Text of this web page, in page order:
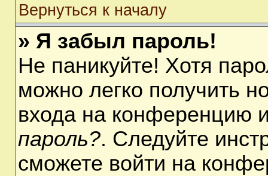
Вернуться к началу
» Я забыл пароль!
Не паникуйте! Хотя
можно легко получить
входа на конференцию
пароль?. Следуйте
сможете войти на